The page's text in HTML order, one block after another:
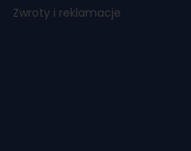
Zwroty i reklamacje